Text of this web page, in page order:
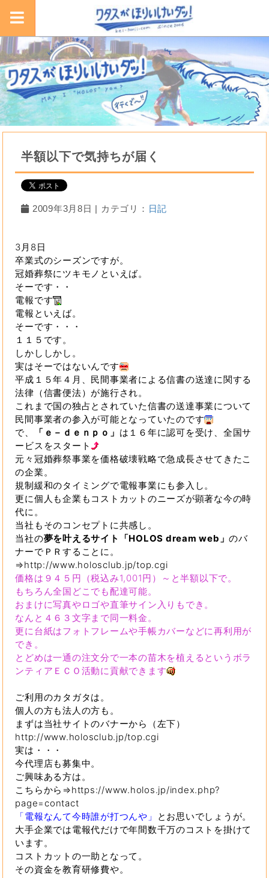
半額以下で気持ちが届く
2009年3月8日 | カテゴリ： 日記
3月8日
卒業式のシーズンですが。
冠婚葬祭にツキモノといえば。
そーです・・
電報です
電報といえば。
そーです・・・
１１５です。
しかししかし。
実はそーではないんです
平成１５年４月、民間事業者による信書の送達に関する
法律（信書便法）が施行され。
これまで国の独占とされていた信書の送達事業について
民間事業者の参入が可能となっていたのです
で、
「ｅ－ｄｅｎｐｏ」 は１６年に認可を受け、全国サ
ービスをスタート
元々冠婚葬祭事業を価格破壊戦略で急成長させてきたこ
の企業。
規制緩和のタイミングで電報事業にも参入し。
更に個人も企業もコストカットのニーズが顕著な今の時
代に。
当社もそのコンセプトに共感し。
当社の夢を叶えるサイト「HOLOS dream web」のバ
ナーでＰＲすることに。
⇒http://www.holosclub.jp/top.cgi
価格は９４５円（税込み1,001円）～と半額以下で。
もちろん全国どこでも配達可能。
おまけに写真やロゴや直筆サイン入りもでき。
なんと４６３文字まで同一料金。
更に台紙はフォトフレームや手帳カバーなどに再利用が
でき。
とどめは一通の注文分で一本の苗木を植えるというボラ
ンティアＥＣＯ活動に貢献できます
ご利用のカタガタは。
個人の方も法人の方も。
まずは当社サイトのバナーから（左下）
http://www.holosclub.jp/top.cgi
実は・・・
今代理店も募集中。
ご興味ある方は。
こちらから⇒https://www.holos.jp/index.php?
page=contact
「電報なんて今時誰が打つんや」
とお思いでしょうが。
大手企業では電報代だけで年間数千万のコストを掛けて
います。
コストカットの一助となって。
その資金を教育研修費や。